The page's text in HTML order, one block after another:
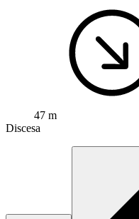
47 m
Discesa